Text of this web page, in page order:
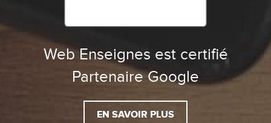
Web Enseignes est certifié
Partenaire Google
EN SAVOIR PLUS